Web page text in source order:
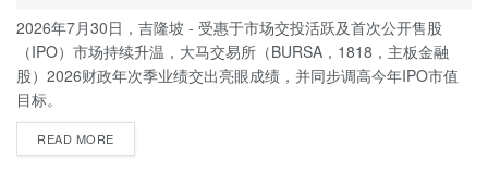
2026年7月30日，吉隆坡 - 受惠于市场交投活跃及首次公开售股
（IPO）市场持续升温，大马交易所（BURSA，1818，主板金融
股）2026财政年次季业绩交出亮眼成绩，并同步调高今年IPO市值
目标。
READ MORE